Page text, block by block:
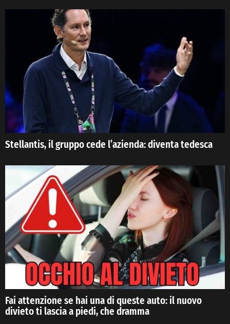
Stellantis, il gruppo cede l’azienda: diventa tedesca
Fai attenzione se hai una di queste auto: il nuovo
divieto ti lascia a piedi, che dramma